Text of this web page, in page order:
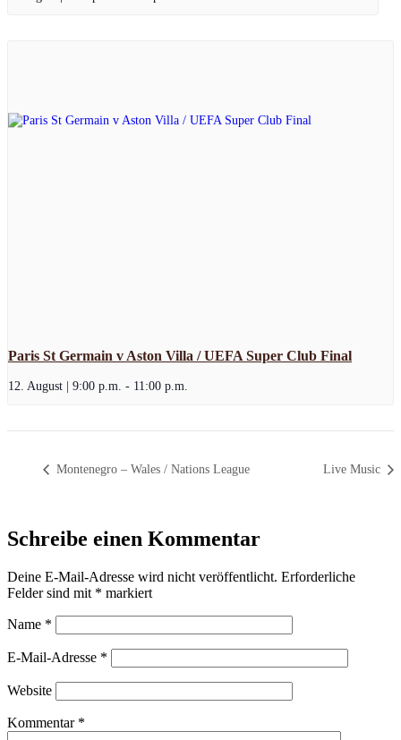
Paris St Germain v Aston Villa / UEFA Super Club Final
12. August | 9:00 p.m. - 11:00 p.m.
Montenegro – Wales / Nations League Live Music
Schreibe einen Kommentar
Deine E-Mail-Adresse wird nicht veröffentlicht. Erforderliche
Felder sind mit * markiert
Name *
E-Mail-Adresse *
Website
Kommentar *